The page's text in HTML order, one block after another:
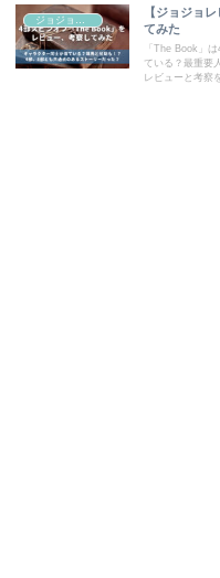
【ジョジョ
てみた
「The Book」
ている？最重要
レビューと考察